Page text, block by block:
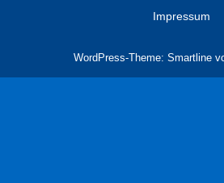
Impressum
WordPress-Theme: Smartline